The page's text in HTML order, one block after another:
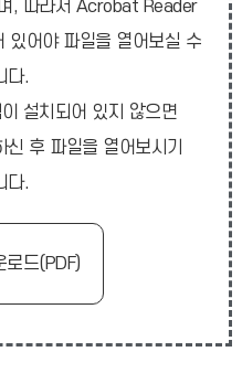
, 따라서 Acrobat Reader
있어야 파일을 열어보실 수
다.
설치되어 있지 않으면
후 파일을 열어보시기
다.
로드(PDF)